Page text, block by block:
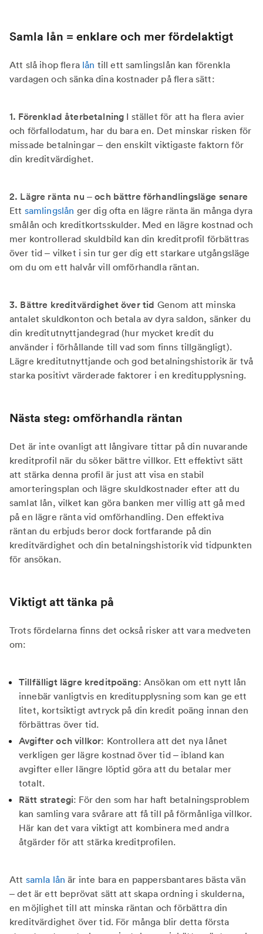
Samla lån = enklare och mer fördelaktigt
Att slå ihop flera lån till ett samlingslån kan förenkla
vardagen och sänka dina kostnader på flera sätt:
1. Förenklad återbetalning I stället för att ha flera avier
och förfallodatum, har du bara en. Det minskar risken för
missade betalningar – den enskilt viktigaste faktorn för
din kreditvärdighet.
2. Lägre ränta nu – och bättre förhandlingsläge senare
Ett samlingslån ger dig ofta en lägre ränta än många dyra
smålån och kreditkortsskulder. Med en lägre kostnad och
mer kontrollerad skuldbild kan din kreditprofil förbättras
över tid – vilket i sin tur ger dig ett starkare utgångsläge
om du om ett halvår vill omförhandla räntan.
3. Bättre kreditvärdighet över tid Genom att minska
antalet skuldkonton och betala av dyra saldon, sänker du
din kreditutnyttjandegrad (hur mycket kredit du
använder i förhållande till vad som finns tillgängligt).
Lägre kreditutnyttjande och god betalningshistorik är två
starka positivt värderade faktorer i en kreditupplysning.
Nästa steg: omförhandla räntan
Det är inte ovanligt att långivare tittar på din nuvarande
kreditprofil när du söker bättre villkor. Ett effektivt sätt
att stärka denna profil är just att visa en stabil
amorteringsplan och lägre skuldkostnader efter att du
samlat lån, vilket kan göra banken mer villig att gå med
på en lägre ränta vid omförhandling. Den effektiva
räntan du erbjuds beror dock fortfarande på din
kreditvärdighet och din betalningshistorik vid tidpunkten
för ansökan.
Viktigt att tänka på
Trots fördelarna finns det också risker att vara medveten
om:
Tillfälligt lägre kreditpoäng: Ansökan om ett nytt lån
innebär vanligtvis en kreditupplysning som kan ge ett
litet, kortsiktigt avtryck på din kredit poäng innan den
förbättras över tid.
Avgifter och villkor: Kontrollera att det nya lånet
verkligen ger lägre kostnad över tid – ibland kan
avgifter eller längre löptid göra att du betalar mer
totalt.
Rätt strategi: För den som har haft betalningsproblem
kan samling vara svårare att få till på förmånliga villkor.
Här kan det vara viktigt att kombinera med andra
åtgärder för att stärka kreditprofilen.
Att samla lån är inte bara en pappersbantares bästa vän
– det är ett beprövat sätt att skapa ordning i skulderna,
en möjlighet till att minska räntan och förbättra din
kreditvärdighet över tid. För många blir detta första